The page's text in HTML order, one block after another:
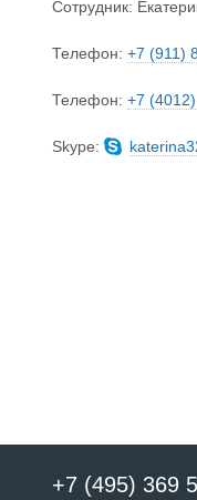
Сотрудник:
Телефон: +7 (911)
Телефон: +7
Skype:
+7 (495) 369